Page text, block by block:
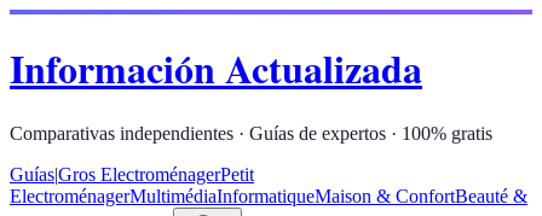
Información Actualizada
Comparativas independientes · Guías de expertos · 100% gratis
Guías|Gros ElectroménagerPetit
ElectroménagerMultimédiaInformatiqueMaison & ConfortBeauté &